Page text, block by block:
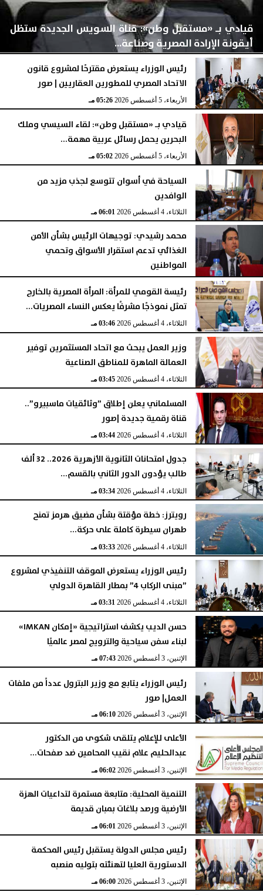
قيادي بـ «مستقبل وطن»: قناة السويس الجديدة ستظل
أيقونة الإرادة المصرية وصناعة...
اليوم الخميس، 6 أغسطس 2026 02:03 مـ
رئيس الوزراء يستعرض مقترحًا لمشروع قانون
الاتحاد المصري للمطورين العقاريين | صور
الأربعاء، 5 أغسطس 2026 05:26 مـ
قيادي بـ «مستقبل وطن»: لقاء السيسي وملك
البحرين يحمل رسائل عربية مهمة...
الأربعاء، 5 أغسطس 2026 05:02 مـ
السياحة في أسوان تتوسع لجذب مزيد من
الوافدين
الثلاثاء، 4 أغسطس 2026 06:01 مـ
محمد رشيدي: توجيهات الرئيس بشأن الأمن
الغذائي تدعم استقرار الأسواق وتحمي
المواطنين
الثلاثاء، 4 أغسطس 2026
رئيسة القومي للمرأة: المرأة المصرية بالخارج
تمثل نموذجًا مشرفًا يعكس النساء المصريات...
الثلاثاء، 4 أغسطس 2026 03:46 مـ
وزير العمل يبحث مع اتحاد المستثمرين توفير
العمالة الماهرة للمناطق الصناعية
الثلاثاء، 4 أغسطس 2026 03:45 مـ
المسلماني يعلن إطلاق ”وثائقيات ماسبيرو”..
قناة رقمية جديدة |صور
الثلاثاء، 4 أغسطس 2026 03:44 مـ
جدول امتحانات الثانوية الأزهرية 2026.. 32 ألف
طالب يؤدون الدور الثاني بالقسم...
الثلاثاء، 4 أغسطس 2026 03:34 مـ
رويترز: خطة مؤقتة بشأن مضيق هرمز تمنح
طهران سيطرة كاملة على حركة...
الثلاثاء، 4 أغسطس 2026 03:33 مـ
رئيس الوزراء يستعرض الموقف التنفيذي لمشروع
”مبنى الركاب 4” بمطار القاهرة الدولي
الثلاثاء، 4 أغسطس 2026 03:31 مـ
حسن الديب يكشف استراتيجية «إمكان IMKAN»
لبناء سفن سياحية والترويج لمصر عالميًا
الإثنين، 3 أغسطس 2026 07:43 مـ
رئيس الوزراء يتابع مع وزير البترول عدداً من ملفات
العمل| صور
الإثنين، 3 أغسطس 2026 06:10 مـ
الأعلى للإعلام يتلقى شكوى من الدكتور
عبدالحليم علام نقيب المحامين ضد صفحات...
الإثنين، 3 أغسطس 2026 06:02 مـ
التنمية المحلية: متابعة مستمرة لتداعيات الهزة
الأرضية ورصد بلاغات بمبان قديمة
الإثنين، 3 أغسطس 2026 06:01 مـ
رئيس مجلس الدولة يستقبل رئيس المحكمة
الدستورية العليا لتهنئته بتوليه منصبه
الإثنين، 3 أغسطس 2026 06:00 مـ